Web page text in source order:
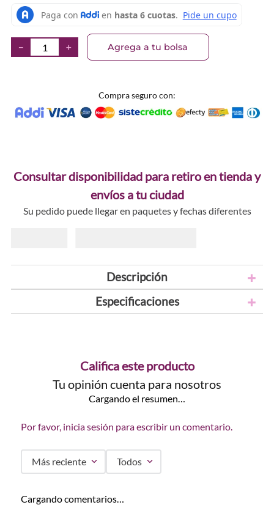
＋
－ Agrega a tu bolsa
Compra seguro con:
Consultar disponibilidad para retiro en tienda y
envíos a tu ciudad
Su pedido puede llegar en paquetes y fechas diferentes
Descripción
Especificaciones
Califica este producto
Tu opinión cuenta para nosotros
Cargando el resumen…
Por favor, inicia sesión para escribir un comentario.
Más reciente Todos
Cargando comentarios…